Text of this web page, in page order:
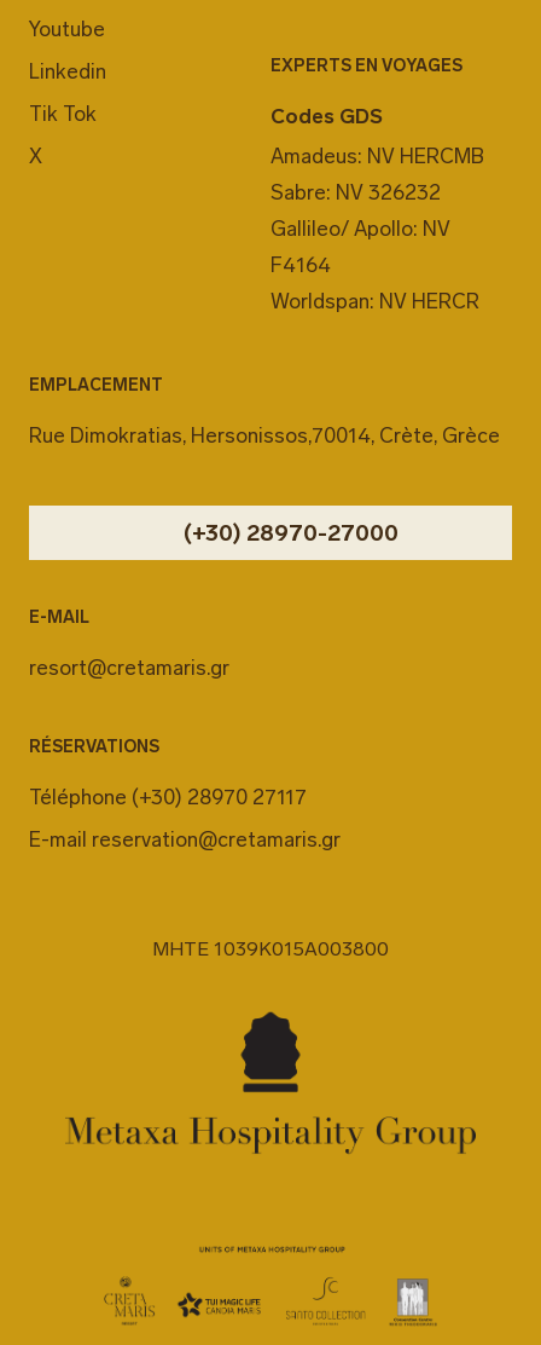
Youtube
Linkedin
Tik Tok
X
EXPERTS EN VOYAGES
Codes GDS
Amadeus: NV HERCMB
Sabre: NV 326232
Gallileo/ Apollo: NV
F4164
Worldspan: NV HERCR
EMPLACEMENT
Rue Dimokratias, Hersonissos,70014, Crète, Grèce
(+30) 28970-27000
E-MAIL
resort@cretamaris.gr
RÉSERVATIONS
Téléphone (+30) 28970 27117
E-mail reservation@cretamaris.gr
MHTE 1039K015A003800